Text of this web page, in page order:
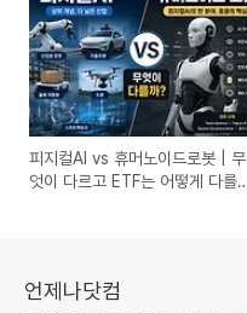
피지컬AI vs 휴머노이드로봇 | 무
엇이 다르고 ETF는 어떻게 다를
언제나닷컴